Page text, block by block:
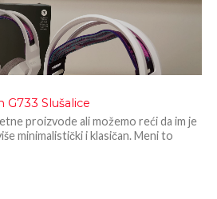
G733 Slušalice
proizvode ali možemo reći da im je
minimalistički i klasičan. Meni to